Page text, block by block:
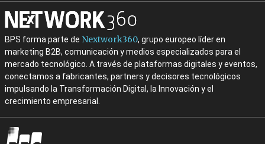
BPS forma parte de Nextwork360, grupo europeo líder en
marketing B2B, comunicación y medios especializados para el
mercado tecnológico. A través de plataformas digitales y eventos,
conectamos a fabricantes, partners y decisores tecnológicos
impulsando la Transformación Digital, la Innovación y el
crecimiento empresarial.